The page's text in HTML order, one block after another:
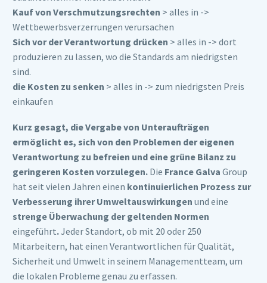
Kauf von Verschmutzungsrechten > alles in ->
Wettbewerbsverzerrungen verursachen
Sich vor der Verantwortung drücken > alles in -> dort
produzieren zu lassen, wo die Standards am niedrigsten
sind.
die Kosten zu senken > alles in -> zum niedrigsten Preis
einkaufen
Kurz gesagt, die Vergabe von Unteraufträgen
ermöglicht es, sich von den Problemen der eigenen
Verantwortung zu befreien und eine grüne Bilanz zu
geringeren Kosten vorzulegen. Die France Galva Group
hat seit vielen Jahren einen kontinuierlichen Prozess zur
Verbesserung ihrer Umweltauswirkungen und eine
strenge Überwachung der geltenden Normen
eingeführt.Jeder Standort, ob mit 20 oder 250
Mitarbeitern, hat einen Verantwortlichen für Qualität,
Sicherheit und Umwelt in seinem Managementteam, um
die lokalen Probleme genau zu erfassen.